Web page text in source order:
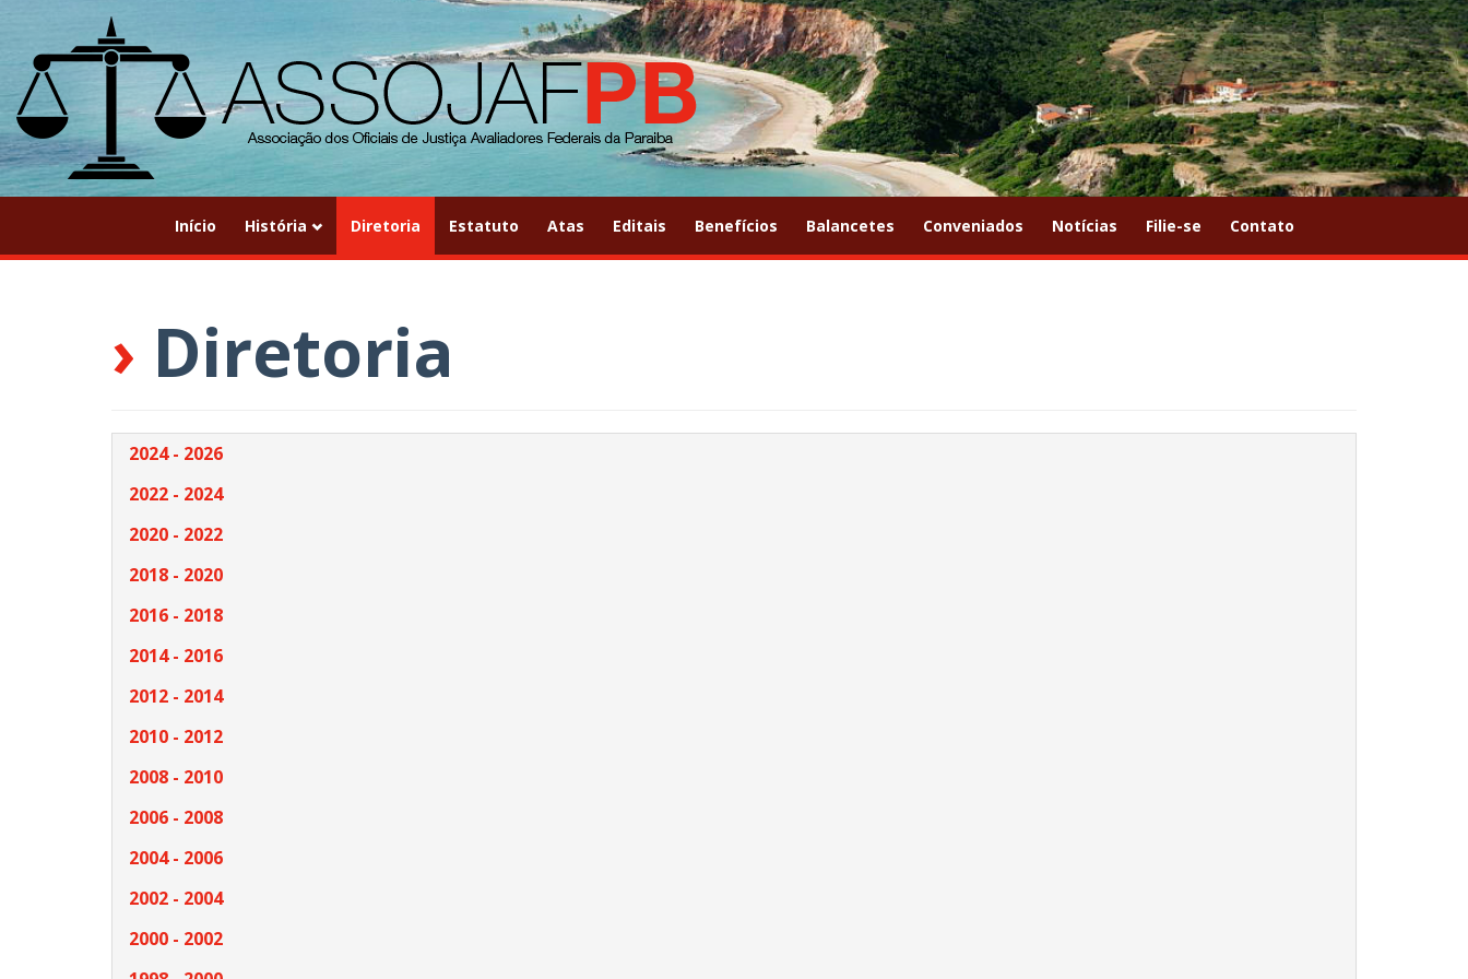
Início História Diretoria Estatuto Atas Editais Benefícios Balancetes Conveniados Notícias Filie-se Contato
› Diretoria
2024 - 2026
2022 - 2024
2020 - 2022
2018 - 2020
2016 - 2018
2014 - 2016
2012 - 2014
2010 - 2012
2008 - 2010
2006 - 2008
2004 - 2006
2002 - 2004
2000 - 2002